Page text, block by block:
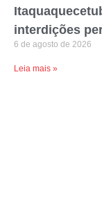
interdições
6 de agosto de 2026
Leia mais »